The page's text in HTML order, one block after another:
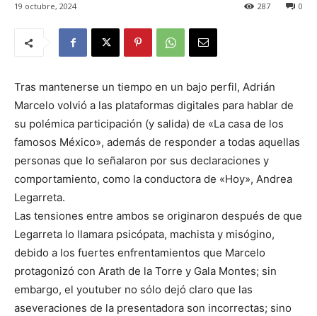
19 octubre, 2024 0
287
Tras mantenerse un tiempo en un bajo perfil, Adrián
Marcelo volvió a las plataformas digitales para hablar de
su polémica participación (y salida) de «La casa de los
famosos México», además de responder a todas aquellas
personas que lo señalaron por sus declaraciones y
comportamiento, como la conductora de «Hoy», Andrea
Legarreta.
Las tensiones entre ambos se originaron después de que
Legarreta lo llamara psicópata, machista y misógino,
debido a los fuertes enfrentamientos que Marcelo
protagonizó con Arath de la Torre y Gala Montes; sin
embargo, el youtuber no sólo dejó claro que las
aseveraciones de la presentadora son incorrectas; sino